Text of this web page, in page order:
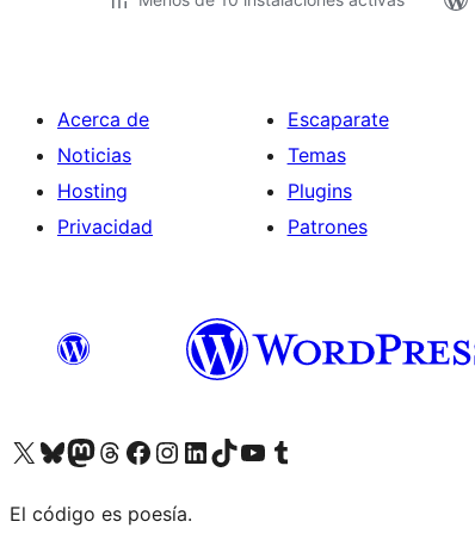
Acerca de
Noticias
Hosting
Privacidad
Escaparate
Temas
Plugins
Patrones
Visita nuestra cuenta de X (anteriormente Twitter)
Visita nuestra cuenta de Bluesky
Visita nuestra cuenta de Mastodon
Visita nuestra cuenta de Threads
Visita nuestra página de Facebook
Visita nuestra cuenta de Instagram
Visita nuestra cuenta de LinkedIn
Visita nuestra cuenta de TikTok
Visita nuestro canal de YouTube
Visita nuestra cuenta de Tumblr
El código es poesía.